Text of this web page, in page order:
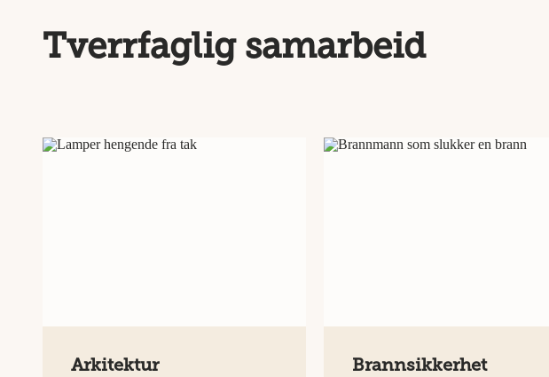
Tverrfaglig samarbeid
Arkitektur Brannsikkerhet